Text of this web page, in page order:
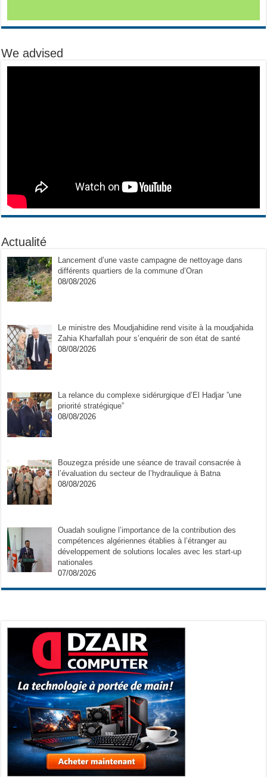
We advised
Actualité
Lancement d’une vaste campagne de nettoyage dans
différents quartiers de la commune d’Oran
08/08/2026
Le ministre des Moudjahidine rend visite à la moudjahida
Zahia Kharfallah pour s’enquérir de son état de santé
08/08/2026
La relance du complexe sidérurgique d’El Hadjar ”une
priorité stratégique”
08/08/2026
Bouzegza préside une séance de travail consacrée à
l’évaluation du secteur de l’hydraulique à Batna
08/08/2026
Ouadah souligne l’importance de la contribution des
compétences algériennes établies à l’étranger au
développement de solutions locales avec les start-up
nationales
07/08/2026